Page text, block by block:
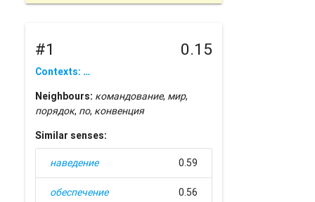
#1 0.15
Contexts: …
Neighbours: командование, мир,
порядок, по, конвенция
Similar senses:
наведение 0.59
обеспечение 0.56